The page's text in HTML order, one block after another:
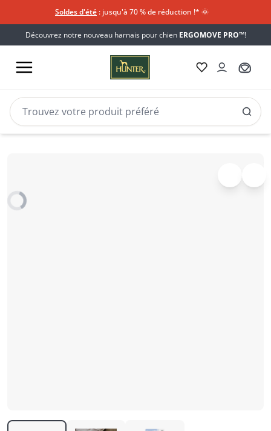
Soldes d'été : jusqu'à 70 % de réduction !*​ 🌞
Découvrez notre nouveau harnais pour chien ERGOMOVE PRO™!